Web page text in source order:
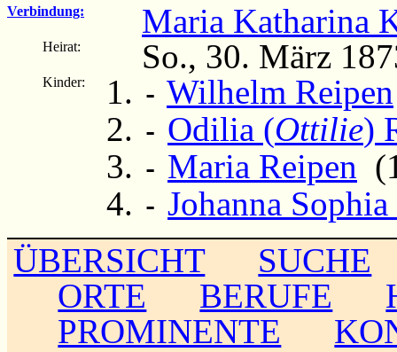
Verbindung: Maria Katharina
Heirat: So., 30. März
Kinder: - Wilhelm Reipen
- Odilia (Ottilie)
- Maria Reipen
- Johanna
ÜBERSICHT
SUCHE
ORTE
BERUFE
PROMINENTE